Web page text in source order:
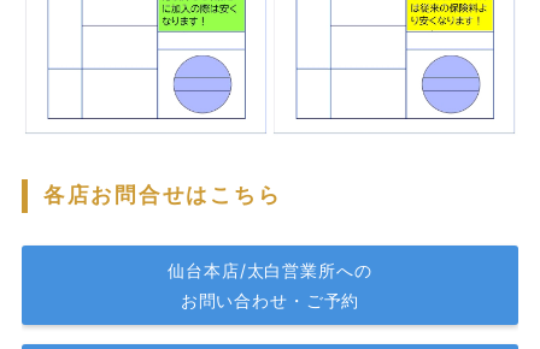
各店お問合せはこちら
仙台本店/太白営業所への
お問い合わせ・ご予約